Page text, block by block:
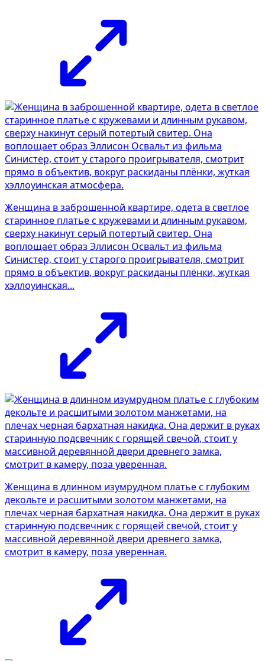
Женщина в заброшенной квартире, одета в светлое
старинное платье с кружевами и длинным рукавом,
сверху накинут серый потертый свитер. Она
воплощает образ Эллисон Освальт из фильма
Синистер, стоит у старого проигрывателя, смотрит
прямо в объектив, вокруг раскиданы плёнки, жуткая
хэллоуинская...
Женщина в длинном изумрудном платье с глубоким
декольте и расшитыми золотом манжетами, на
плечах черная бархатная накидка. Она держит в руках
старинную подсвечник с горящей свечой, стоит у
массивной деревянной двери древнего замка,
смотрит в камеру, поза уверенная.